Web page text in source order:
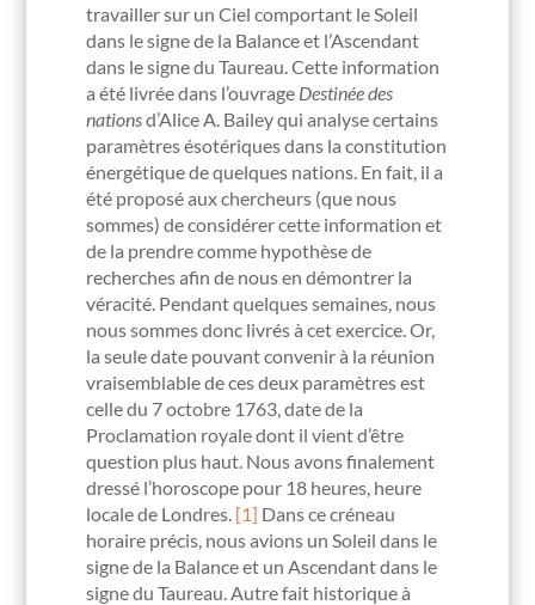
travailler sur un Ciel comportant le Soleil
dans le signe de la Balance et l’Ascendant
dans le signe du Taureau. Cette information
a été livrée dans l’ouvrage Destinée des
nationsd’Alice A. Bailey qui analyse certains
paramètres ésotériques dans la constitution
énergétique de quelques nations. En fait, il a
été proposé aux chercheurs (que nous
sommes) de considérer cette information et
de la prendre comme hypothèse de
recherches afin de nous en démontrer la
véracité. Pendant quelques semaines, nous
nous sommes donc livrés à cet exercice. Or,
la seule date pouvant convenir à la réunion
vraisemblable de ces deux paramètres est
celle du 7 octobre 1763, date de la
Proclamation royale dont il vient d’être
question plus haut. Nous avons finalement
dressé l’horoscope pour 18 heures, heure
locale de Londres. [1] Dans ce créneau
horaire précis, nous avions un Soleil dans le
signe de la Balance et un Ascendant dans le
signe du Taureau. Autre fait historique à